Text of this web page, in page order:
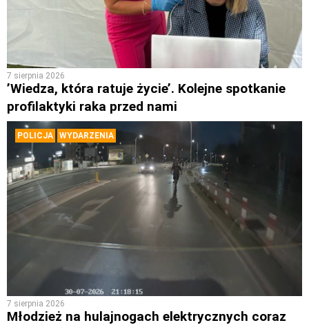
7 sierpnia 2026
’Wiedza, która ratuje życie’. Kolejne spotkanie
profilaktyki raka przed nami
POLICJA WYDARZENIA
7 sierpnia 2026
Młodzież na hulajnogach elektrycznych coraz